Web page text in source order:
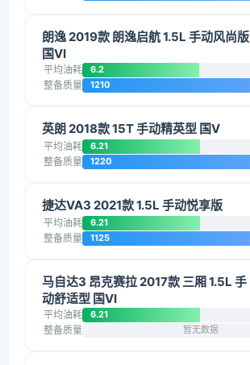
朗逸 2019款 朗逸启航 1.5L 手动风尚版
国VI
平均油耗 6.2
整备质量 1210
英朗 2018款 15T 手动精英型 国V
平均油耗 6.21
整备质量 1220
捷达VA3 2021款 1.5L 手动悦享版
平均油耗 6.21
整备质量 1125
马自达3 昂克赛拉 2017款 三厢 1.5L 手
动舒适型 国VI
平均油耗 6.21
整备质量 暂无数据